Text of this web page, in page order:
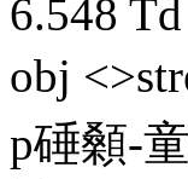
6.548
obj
p硾顙-